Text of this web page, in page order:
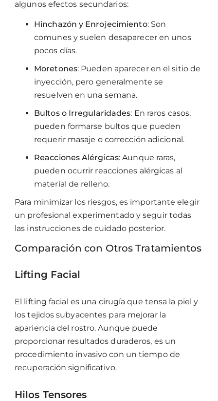
algunos efectos secundarios:
Hinchazón y Enrojecimiento: Son
comunes y suelen desaparecer en unos
pocos días.
Moretones: Pueden aparecer en el sitio de
inyección, pero generalmente se
resuelven en una semana.
Bultos o Irregularidades: En raros casos,
pueden formarse bultos que pueden
requerir masaje o corrección adicional.
Reacciones Alérgicas: Aunque raras,
pueden ocurrir reacciones alérgicas al
material de relleno.
Para minimizar los riesgos, es importante elegir
un profesional experimentado y seguir todas
las instrucciones de cuidado posterior.
Comparación con Otros Tratamientos
Lifting Facial
El lifting facial es una cirugía que tensa la piel y
los tejidos subyacentes para mejorar la
apariencia del rostro. Aunque puede
proporcionar resultados duraderos, es un
procedimiento invasivo con un tiempo de
recuperación significativo.
Hilos Tensores